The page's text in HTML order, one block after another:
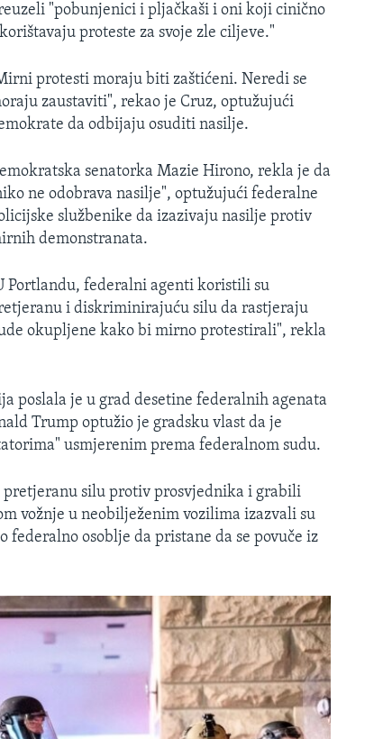
"pobunjenici i pljačkaši i oni koji cinično
proteste za svoje zle ciljeve."
protesti moraju biti zaštićeni. Neredi se
zaustaviti", rekao je Cruz, optužujući
da odbijaju osuditi nasilje.
senatorka Mazie Hirono, rekla je da
ne odobrava nasilje", optužujući federalne
službenike da izazivaju nasilje protiv
demonstranata.
Portlandu, federalni agenti koristili su
i diskriminirajuću silu da rastjeraju
okupljene kako bi mirno protestirali", rekla
poslala je u grad desetine federalnih agenata
Trump optužio je gradsku vlast da je
usmjerenim prema federalnom sudu.
silu protiv prosvjednika i grabili
vožnje u neobilježenim vozilima izazvali su
osoblje da pristane da se povuče iz